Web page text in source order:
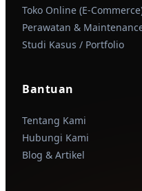
Toko Online (E-
Perawatan &
Studi Kasus / Portfolio
Bantuan
Tentang Kami
Hubungi Kami
Blog & Artikel